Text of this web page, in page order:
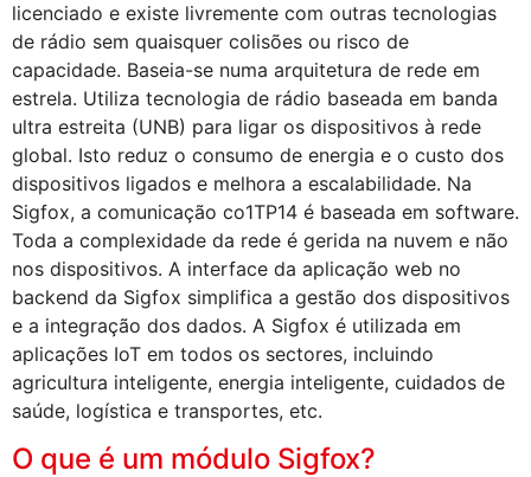
licenciado e existe livremente com outras tecnologias
de rádio sem quaisquer colisões ou risco de
capacidade. Baseia-se numa arquitetura de rede em
estrela. Utiliza tecnologia de rádio baseada em banda
ultra estreita (UNB) para ligar os dispositivos à rede
global. Isto reduz o consumo de energia e o custo dos
dispositivos ligados e melhora a escalabilidade. Na
Sigfox, a comunicação co1TP14 é baseada em software.
Toda a complexidade da rede é gerida na nuvem e não
nos dispositivos. A interface da aplicação web no
backend da Sigfox simplifica a gestão dos dispositivos
e a integração dos dados. A Sigfox é utilizada em
aplicações IoT em todos os sectores, incluindo
agricultura inteligente, energia inteligente, cuidados de
saúde, logística e transportes, etc.
O que é um módulo Sigfox?